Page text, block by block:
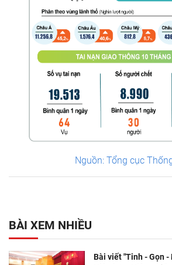
Nguồn: Tổng cục
BÀI XEM NHIỀU
Bài viết "Tinh - Gọn